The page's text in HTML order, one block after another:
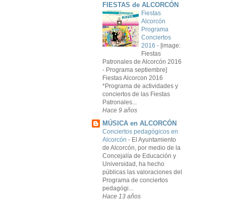
FIESTAS de ALCORCÓN
Fiestas
Alcorcón
Programa
Conciertos
2016 - [image:
Fiestas
Patronales de Alcorcón 2016
- Programa septiembre]
Fiestas Alcorcon 2016
*Programa de actividades y
conciertos de las Fiestas
Patronales...
Hace 9 años
MÚSICA en ALCORCÓN
Conciertos pedagógicos en
Alcorcón - El Ayuntamiento
de Alcorcón, por medio de la
Concejalía de Educación y
Universidad, ha hecho
públicas las valoraciones del
Programa de conciertos
pedagógi...
Hace 13 años